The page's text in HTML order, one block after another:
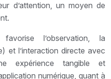
d’attention, un moyen de
l’observation, la
et l’interaction directe avec
expérience tangible et
numérique, quant à